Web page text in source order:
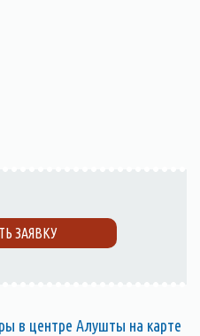
ЗАЯВКУ
в центре Алушты на карте